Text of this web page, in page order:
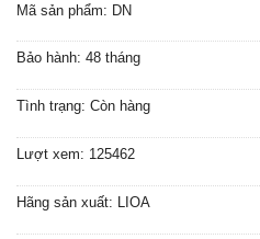
Mã sản phẩm: DN
Bảo hành: 48 tháng
Tình trạng: Còn hàng
Lượt xem: 125462
Hãng sản xuất: LIOA